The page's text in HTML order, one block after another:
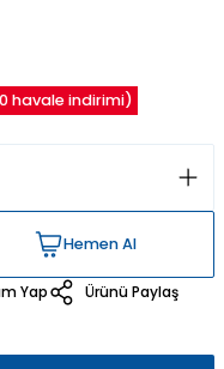
havale indirimi)
Hemen Al
Hemen Al
Yap
Ürünü Paylaş